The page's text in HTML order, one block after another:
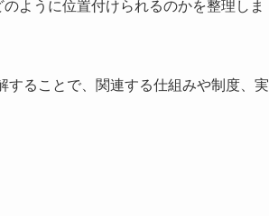
ように位置付けられるのかを整理しま
することで、関連する仕組みや制度、実